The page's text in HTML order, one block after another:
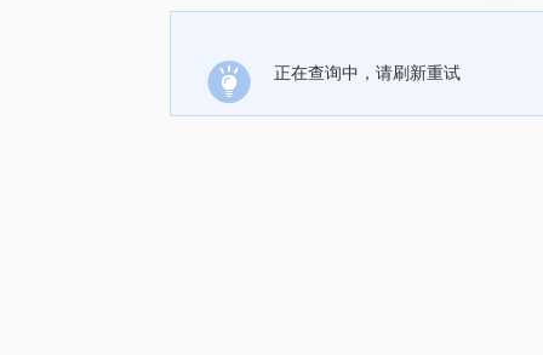
正在查询中，请刷新重试